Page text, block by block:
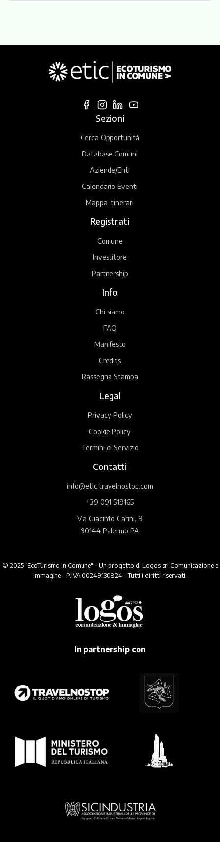
Sezioni
Cerca Opportunità
Database Comuni
Aziende/Enti
Calendario Eventi
Mappa Itinerari
Registrati
Comune
Investitore
Partnership
Info
Chi siamo
FAQ
Manifesto
Credits
Rassegna Stampa
Legal
Privacy Policy
Cookie Policy
Termini di Servizio
Contatti
info@etic.travelnostop.com
+39 091 519165
Via Giacinto Carini, 9
90144 Palermo PA
© 2025 "EcoTurismo In Comune" - Un progetto di Logos srl Comunicazione e
Immagine - P.IVA 00249130824 - Tutti i diritti riservati.
In partnership con